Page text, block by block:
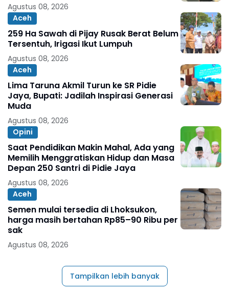
Agustus 08, 2026
Aceh
259 Ha Sawah di Pijay Rusak Berat Belum
Tersentuh, Irigasi Ikut Lumpuh
Agustus 08, 2026
Aceh
Lima Taruna Akmil Turun ke SR Pidie
Jaya, Bupati: Jadilah Inspirasi Generasi
Muda
Agustus 08, 2026
Opini
Saat Pendidikan Makin Mahal, Ada yang
Memilih Menggratiskan Hidup dan Masa
Depan 250 Santri di Pidie Jaya
Agustus 08, 2026
Aceh
Semen mulai tersedia di Lhoksukon,
harga masih bertahan Rp85–90 Ribu per
sak
Agustus 08, 2026
Tampilkan lebih banyak